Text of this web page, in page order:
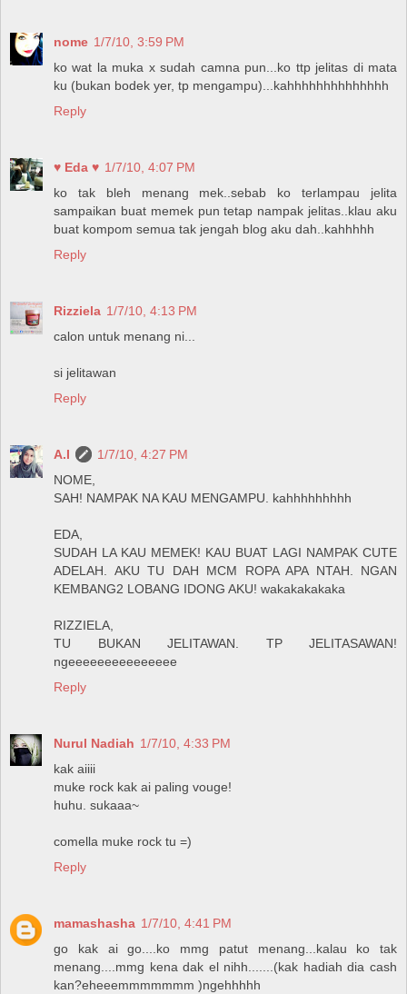
nome 1/7/10, 3:59 PM
ko wat la muka x sudah camna pun...ko ttp jelitas di mata
ku (bukan bodek yer, tp mengampu)...kahhhhhhhhhhhhhh
Reply
♥ Eda ♥ 1/7/10, 4:07 PM
ko tak bleh menang mek..sebab ko terlampau jelita
sampaikan buat memek pun tetap nampak jelitas..klau aku
buat kompom semua tak jengah blog aku dah..kahhhhh
Reply
Rizziela 1/7/10, 4:13 PM
calon untuk menang ni...
si jelitawan
Reply
A.I
1/7/10, 4:27 PM
NOME,
SAH! NAMPAK NA KAU MENGAMPU. kahhhhhhhhh
EDA,
SUDAH LA KAU MEMEK! KAU BUAT LAGI NAMPAK CUTE
ADELAH. AKU TU DAH MCM ROPA APA NTAH. NGAN
KEMBANG2 LOBANG IDONG AKU! wakakakakaka
RIZZIELA,
TU BUKAN JELITAWAN. TP JELITASAWAN!
ngeeeeeeeeeeeeeee
Reply
Nurul Nadiah 1/7/10, 4:33 PM
kak aiiii
muke rock kak ai paling vouge!
huhu. sukaaa~
comella muke rock tu =)
Reply
mamashasha 1/7/10, 4:41 PM
go kak ai go....ko mmg patut menang...kalau ko tak
menang....mmg kena dak el nihh.......(kak hadiah dia cash
kan?eheeemmmmmmm )ngehhhhh